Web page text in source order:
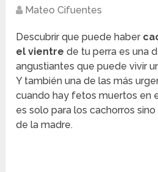
Mateo Cifuentes
Descubrir que puede haber
el vientre de tu perra es una
angustiantes que puede vivir
Y también una de las más
cuando hay fetos muertos en
es solo para los cachorros
de la madre.